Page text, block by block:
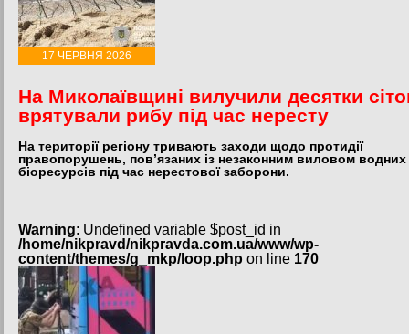
17 ЧЕРВНЯ 2026
На Миколаївщині вилучили десятки
врятували рибу під час нересту
На території регіону тривають заходи щодо протидії
правопорушень, пов’язаних із незаконним виловом водних
біоресурсів під час нерестової заборони.
Warning: Undefined variable $post_id in
/home/nikpravd/nikpravda.com.ua/www/wp-
content/themes/g_mkp/loop.php on line 170